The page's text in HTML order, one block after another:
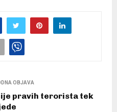
OBJAVA
pravih terorista tek